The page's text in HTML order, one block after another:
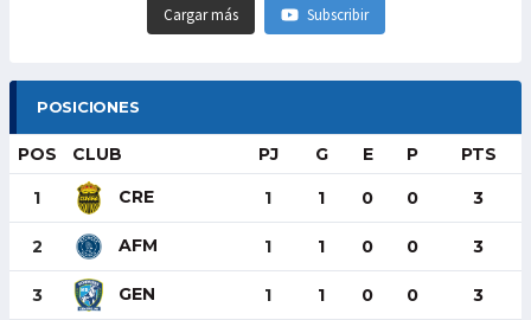
Cargar más Subscribir
POSICIONES
POS CLUB PJ G E P PTS
1 CRE 1 1 0 0 3
2 AFM 1 1 0 0 3
3 GEN 1 1 0 0 3